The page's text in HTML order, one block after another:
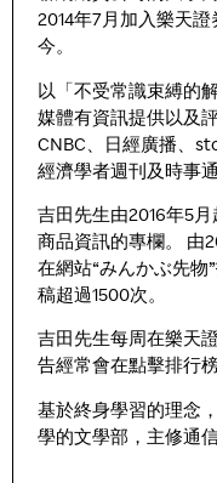
2014年7月加入樂天
今。
以「不受常識束縛的
媒體有資訊提供以及
CNBC、日經廣播、
經濟學者週刊及時事
吉田先生由2016年5
商品資訊的專欄。 由
在網站“みんかぶ先
稿超過1500次。
吉田先生每周在樂天
告經常會在點擊排行
基於終身學習的理念
學的文學部，主修通